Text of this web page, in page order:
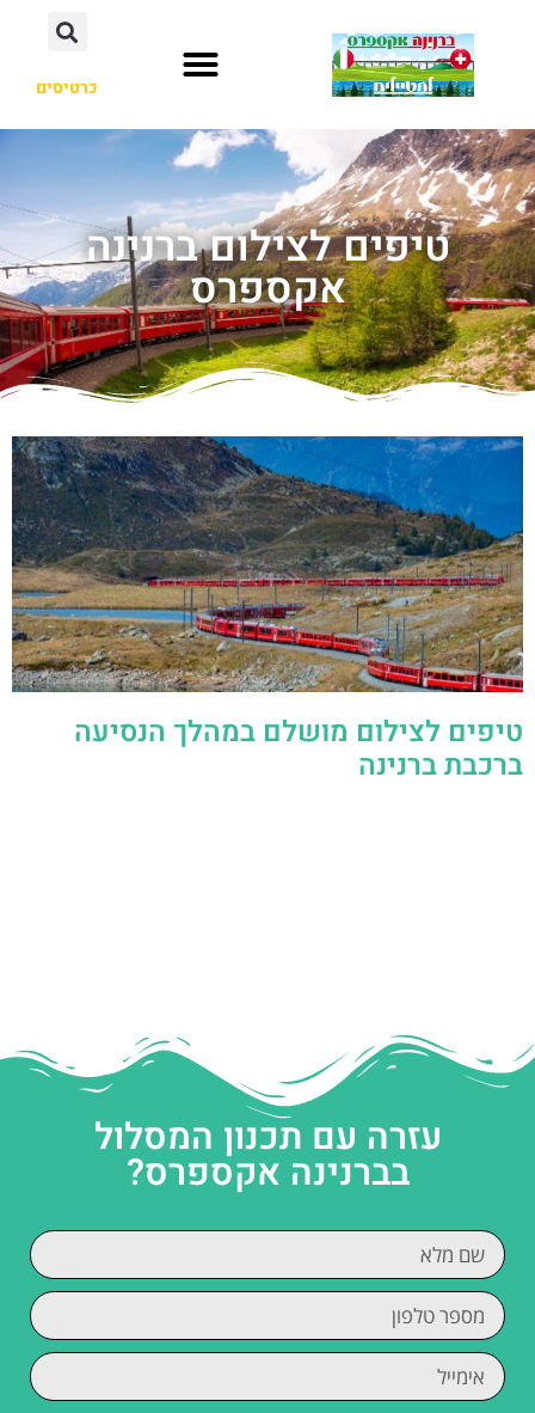
כרטיסים
טיפים לצילום ברנינה
אקספרס
טיפים לצילום מושלם במהלך הנסיעה
ברכבת ברנינה
עזרה עם תכנון המסלול
בברנינה אקספרס?